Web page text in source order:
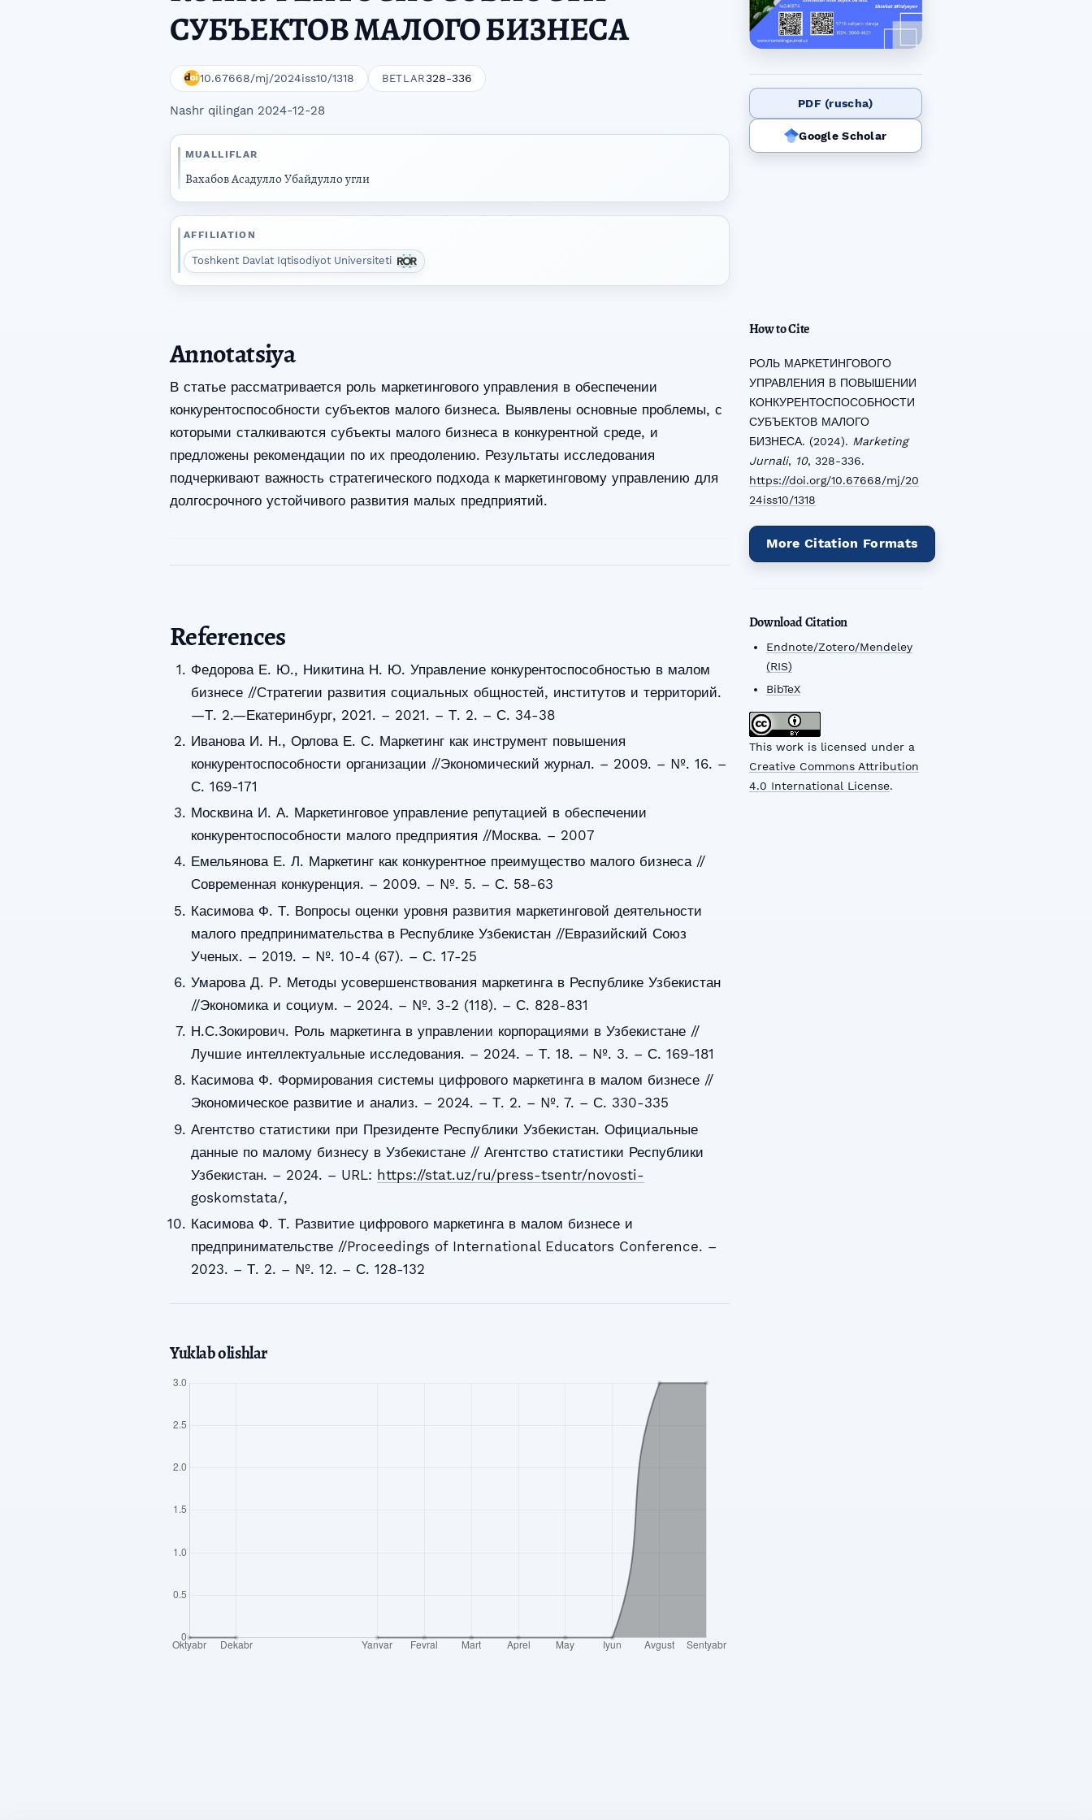
СУБЪЕКТОВ МАЛОГО БИЗНЕСА
10.67668/mj/2024iss10/1318 BETLAR328-336
Nashr qilingan 2024-12-28
MUALLIFLAR
Вахабов Асадулло Убайдулло угли
AFFILIATION
Toshkent Davlat Iqtisodiyot Universiteti
PDF (ruscha)
Google Scholar
How to Cite
РОЛЬ МАРКЕТИНГОВОГО
УПРАВЛЕНИЯ В ПОВЫШЕНИИ
КОНКУРЕНТОСПОСОБНОСТИ
СУБЪЕКТОВ МАЛОГО
БИЗНЕСА. (2024). Marketing
Jurnali, 10, 328-336.
https://doi.org/10.67668/mj/20
24iss10/1318
More Citation Formats
Download Citation
Endnote/Zotero/Mendeley
(RIS)
BibTeX
This work is licensed under a
Creative Commons Attribution
4.0 International License.
Annotatsiya
В статье рассматривается роль маркетингового управления в обеспечении
конкурентоспособности субъектов малого бизнеса. Выявлены основные проблемы, с
которыми сталкиваются субъекты малого бизнеса в конкурентной среде, и
предложены рекомендации по их преодолению. Результаты исследования
подчеркивают важность стратегического подхода к маркетинговому управлению для
долгосрочного устойчивого развития малых предприятий.
References
Федорова Е. Ю., Никитина Н. Ю. Управление конкурентоспособностью в малом
бизнесе //Стратегии развития социальных общностей, институтов и территорий.
—Т. 2.—Екатеринбург, 2021. – 2021. – Т. 2. – С. 34-38
Иванова И. Н., Орлова Е. С. Маркетинг как инструмент повышения
конкурентоспособности организации //Экономический журнал. – 2009. – №. 16. –
С. 169-171
Москвина И. А. Маркетинговое управление репутацией в обеспечении
конкурентоспособности малого предприятия //Москва. – 2007
Емельянова Е. Л. Маркетинг как конкурентное преимущество малого бизнеса //
Современная конкуренция. – 2009. – №. 5. – С. 58-63
Касимова Ф. Т. Вопросы оценки уровня развития маркетинговой деятельности
малого предпринимательства в Республике Узбекистан //Евразийский Союз
Ученых. – 2019. – №. 10-4 (67). – С. 17-25
Умарова Д. Р. Методы усовершенствования маркетинга в Республике Узбекистан
//Экономика и социум. – 2024. – №. 3-2 (118). – С. 828-831
Н.С.Зокирович. Роль маркетинга в управлении корпорациями в Узбекистане //
Лучшие интеллектуальные исследования. – 2024. – Т. 18. – №. 3. – С. 169-181
Касимова Ф. Формирования системы цифрового маркетинга в малом бизнесе //
Экономическое развитие и анализ. – 2024. – Т. 2. – №. 7. – С. 330-335
Агентство статистики при Президенте Республики Узбекистан. Официальные
данные по малому бизнесу в Узбекистане // Агентство статистики Республики
Узбекистан. – 2024. – URL: https://stat.uz/ru/press-tsentr/novosti-
goskomstata/,
Касимова Ф. Т. Развитие цифрового маркетинга в малом бизнесе и
предпринимательстве //Proceedings of International Educators Conference. –
2023. – Т. 2. – №. 12. – С. 128-132
Yuklab olishlar